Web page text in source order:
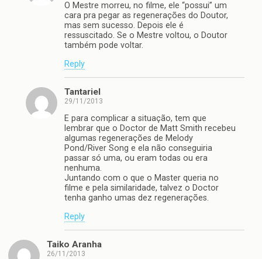
O Mestre morreu, no filme, ele “possui” um
cara pra pegar as regenerações do Doutor,
mas sem sucesso. Depois ele é
ressuscitado. Se o Mestre voltou, o Doutor
também pode voltar.
Reply
Tantariel
29/11/2013
E para complicar a situação, tem que
lembrar que o Doctor de Matt Smith recebeu
algumas regenerações de Melody
Pond/River Song e ela não conseguiria
passar só uma, ou eram todas ou era
nenhuma.
Juntando com o que o Master queria no
filme e pela similaridade, talvez o Doctor
tenha ganho umas dez regenerações.
Reply
Taiko Aranha
26/11/2013